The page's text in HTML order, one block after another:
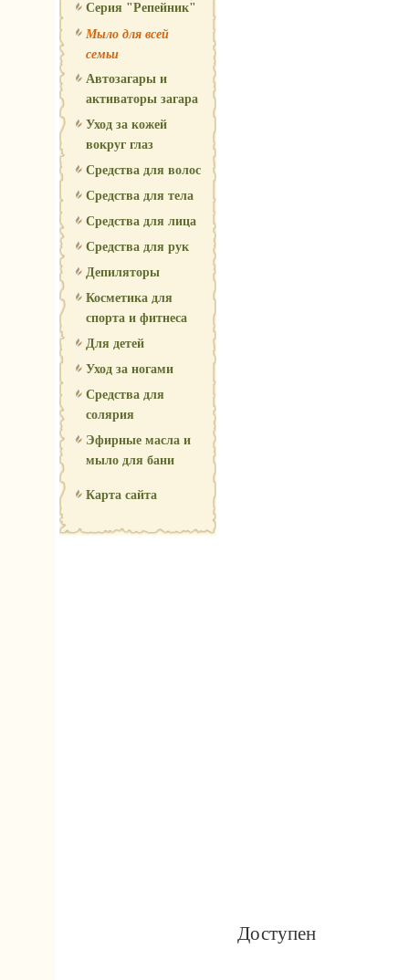
Серия "Репейник"
Мыло для всей
семьи
Автозагары и
активаторы загара
Уход за кожей
вокруг глаз
Средства для волос
Средства для тела
Средства для лица
Средства для рук
Депиляторы
Косметика для
спорта и фитнеса
Для детей
Уход за ногами
Средства для
солярия
Эфирные масла и
мыло для бани
Карта сайта
Доступен